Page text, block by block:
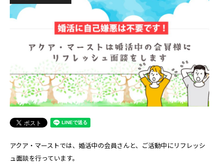
アクア・マーストでは、婚活中の会員さんと、ご活動中にリフレッシ
ュ面談を行っています。